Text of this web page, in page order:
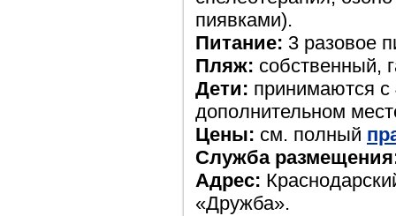
пиявками).
Питание: 3 разовое
Пляж: собственный,
Дети: принимаются с
дополнительном
Цены: см. полный
Служба
Адрес:
«Дружба».